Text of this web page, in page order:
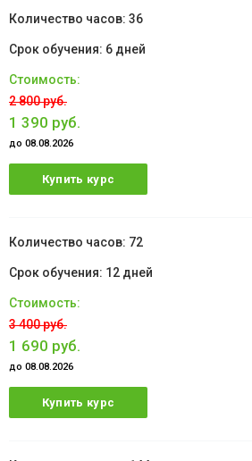
36
6 дней
2 800 руб.
1 390 руб.
до 08.08.2026
Купить курс
72
12 дней
3 400 руб.
1 690 руб.
до 08.08.2026
Купить курс